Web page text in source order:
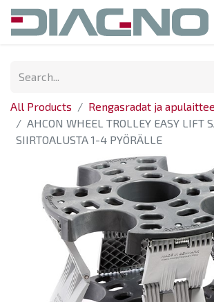
All Products
Rengasradat ja
AHCON WHEEL TROLLEY EASY LIFT
SIIRTOALUSTA 1-4 PYÖRÄLLE